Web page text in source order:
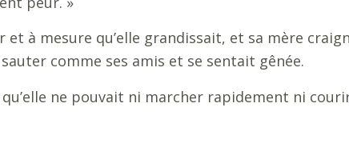
et à mesure qu’elle grandissait, et sa mère
comme ses amis et se sentait gênée.
qu’elle ne pouvait ni marcher rapidement ni